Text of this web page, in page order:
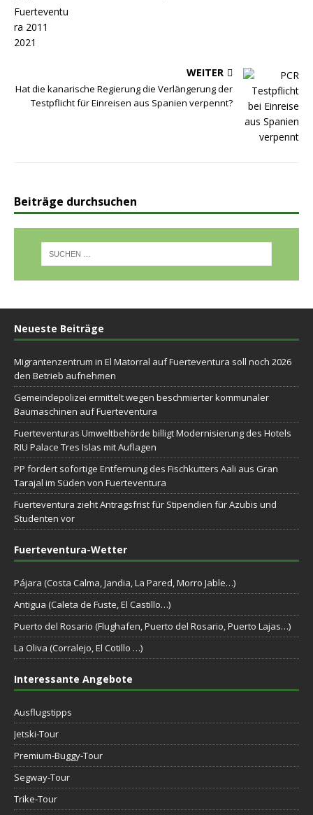
WEITER
Hat die kanarische Regierung die Verlängerung der
Testpflicht für Einreisen aus Spanien verpennt?
Beiträge durchsuchen
Neueste Beiträge
Migrantenzentrum in El Matorral auf Fuerteventura soll noch 2026
den Betrieb aufnehmen
Gemeindepolizei ermittelt wegen beschmierter kommunaler
Baumaschinen auf Fuerteventura
Fuerteventuras Umweltbehörde billigt Modernisierung des Hotels
RIU Palace Tres Islas mit Auflagen
PP fordert sofortige Entfernung des Fischkutters Aali aus Gran
Tarajal im Süden von Fuerteventura
Fuerteventura zieht Antragsfrist für Stipendien für Azubis und
Studenten vor
Fuerteventura-Wetter
Pájara (Costa Calma, Jandia, La Pared, Morro Jable…)
Antigua (Caleta de Fuste, El Castillo…)
Puerto del Rosario (Flughafen, Puerto del Rosario, Puerto Lajas…)
La Oliva (Corralejo, El Cotillo …)
Interessante Angebote
Ausflugstipps
Jetski-Tour
Premium-Buggy-Tour
Segway-Tour
Trike-Tour